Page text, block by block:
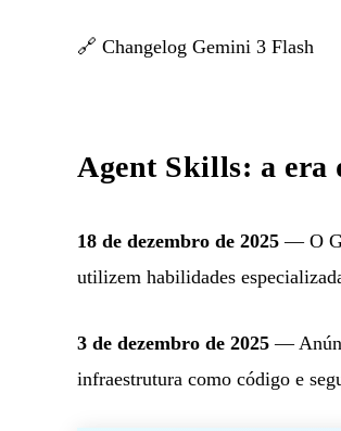
🔗 Changelog Gemini 3 Flash
Agent Skills: a era
18 de dezembro de 2025 — O
utilizem habilidades
3 de dezembro de 2025 —
infraestrutura como código e